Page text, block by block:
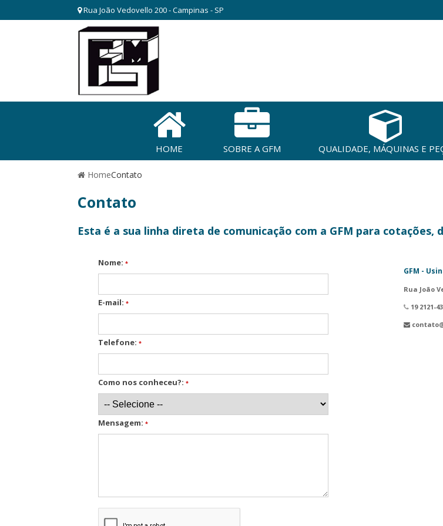
Rua João Vedovello 200 - Campinas - SP
HOME SOBRE A GFM QUALIDADE, MÁQUINAS E
HomeContato
Contato
Esta é a sua linha direta de comunicação com a GFM para cotações,
Nome: *
E-mail: *
Telefone: *
Como nos conheceu?: *
Mensagem: *
GFM -
Rua João
19 2121-